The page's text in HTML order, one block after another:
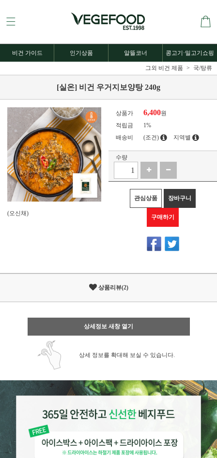
비건 가이드 인기상품 알뜰코너 콩고기·밀고기쇼핑
그외 비건 제품 국/탕류
[실온] 비건 우거지보양탕 240g
(오신채)
상품가 6,400원
적립금
1%
배송비
(조건) 지역별
수량
관심상품 장바구니
구매하기
상품리뷰(2)
상세정보 새창 열기
상세 정보를 확대해 보실 수 있습니다.